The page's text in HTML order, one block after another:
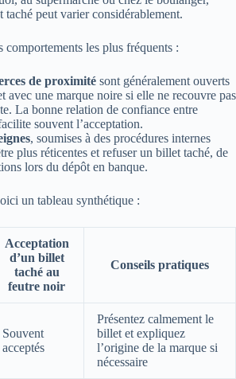
taché peut varier considérablement.
les plus fréquents :
de proximité sont généralement ouverts
avec une marque noire si elle ne recouvre pas
La bonne relation de confiance entre
souvent l’acceptation.
, soumises à des procédures internes
plus réticentes et refuser un billet taché, de
lors du dépôt en banque.
un tableau synthétique :
Acceptation
d’un billet
taché au
feutre noir
Conseils pratiques
Souvent
acceptés
Présentez calmement le
billet et expliquez
l’origine de la marque si
nécessaire